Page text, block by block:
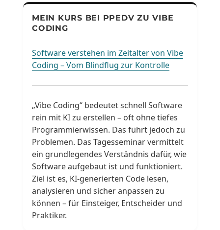
MEIN KURS BEI PPEDV ZU VIBE
CODING
Software verstehen im Zeitalter von Vibe
Coding – Vom Blindflug zur Kontrolle
„Vibe Coding“ bedeutet schnell Software
rein mit KI zu erstellen – oft ohne tiefes
Programmierwissen. Das führt jedoch zu
Problemen. Das Tagesseminar vermittelt
ein grundlegendes Verständnis dafür, wie
Software aufgebaut ist und funktioniert.
Ziel ist es, KI-generierten Code lesen,
analysieren und sicher anpassen zu
können – für Einsteiger, Entscheider und
Praktiker.